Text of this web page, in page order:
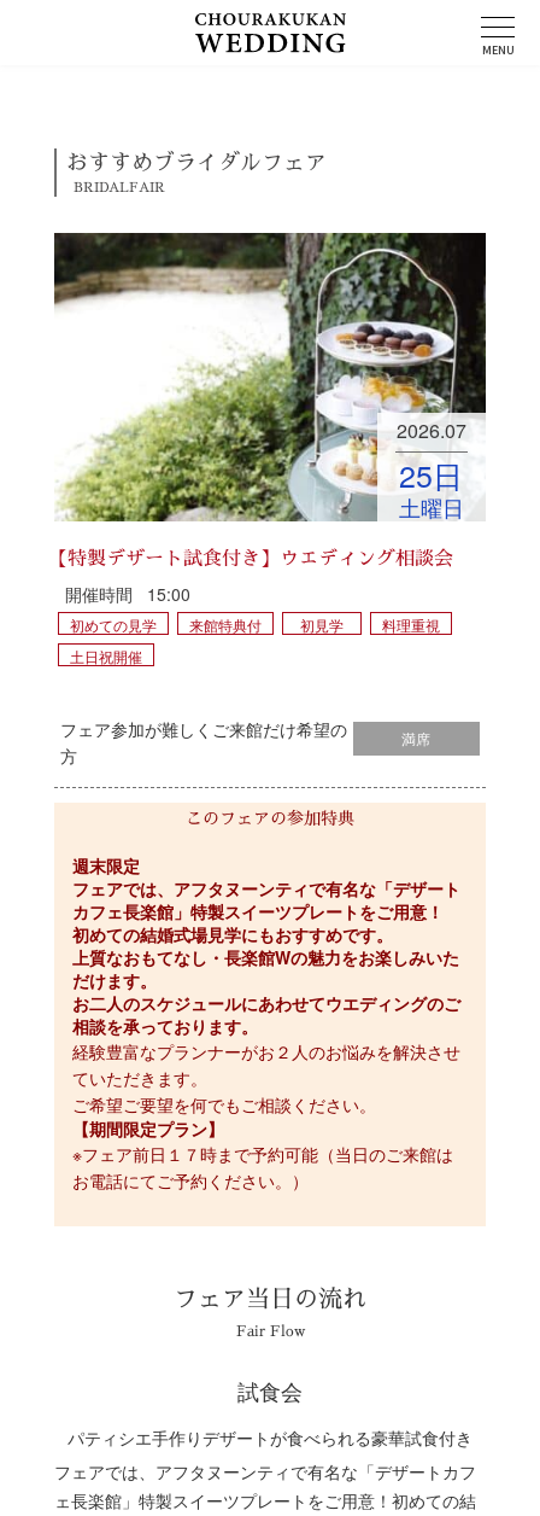
MENU
おすすめブライダルフェア
BRIDALFAIR
2026.07
25日
土曜日
【特製デザート試食付き】ウエディング相談会
開催時間 15:00
初めての見学 来館特典付 初見学
料理重視
土日祝開催
フェア参加が難しくご来館だけ希望の
方
満席
このフェアの参加特典
週末限定
フェアでは、アフタヌーンティで有名な「デザート
カフェ長楽館」特製スイーツプレートをご用意！
初めての結婚式場見学にもおすすめです。
上質なおもてなし・長楽館Wの魅力をお楽しみいた
だけます。
お二人のスケジュールにあわせてウエディングのご
相談を承っております。
経験豊富なプランナーがお２人のお悩みを解決させ
ていただきます。
ご希望ご要望を何でもご相談ください。
【期間限定プラン】
※フェア前日１７時まで予約可能（当日のご来館は
お電話にてご予約ください。）
フェア当日の流れ
Fair Flow
試食会
パティシエ手作りデザートが食べられる豪華試食付き
フェアでは、アフタヌーンティで有名な「デザートカフ
ェ長楽館」特製スイーツプレートをご用意！初めての結